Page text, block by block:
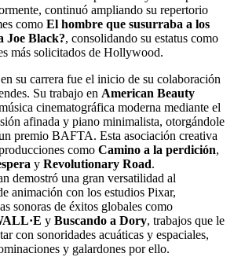
continuó ampliando su repertorio
como El hombre que susurraba a los
Joe Black?, consolidando su estatus como
más solicitados de Hollywood.
su carrera fue el inicio de su colaboración
Su trabajo en American Beauty
cinematográfica moderna mediante el
afinada y piano minimalista, otorgándole
premio BAFTA. Esta asociación creativa
como Camino a la perdición,
y Revolutionary Road.
demostró una gran versatilidad al
animación con los estudios Pixar,
sonoras de éxitos globales como
y Buscando a Dory, trabajos que le
con sonoridades acuáticas y espaciales,
y galardones por ello.